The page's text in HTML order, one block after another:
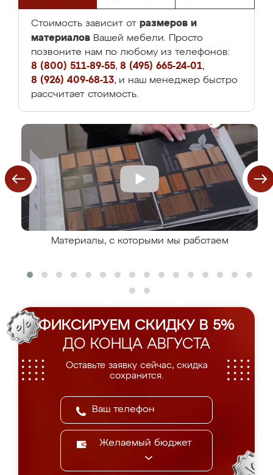
Стоимость зависит от размеров и
материалов Вашей мебели. Просто
позвоните нам по любому из телефонов:
8 (800) 511-89-55, 8 (495) 665-24-01,
8 (926) 409-68-13, и наш менеджер быстро
рассчитает стоимость.
Материалы, с которыми мы работаем
ФИКСИРУЕМ СКИДКУ В 5%
ДО КОНЦА АВГУСТА
Оставьте заявку сейчас, скидка
сохранится.
Желаемый бюджет